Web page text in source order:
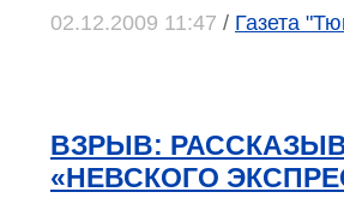
02.12.2009 11:47 / Газета
ВЗРЫВ:
«НЕВСКОГО